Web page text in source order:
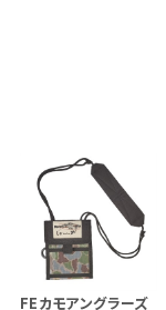
FEカモアングラーズ